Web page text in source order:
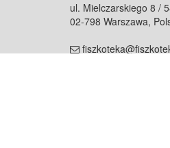
ul. Mielczarskiego 8 /
02-798 Warszawa,